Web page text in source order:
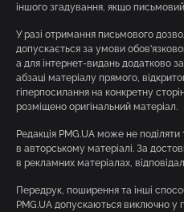
іншого згадування, якщо
У разі отримання письмового
допускається за умови
а для інтернет-видань додатково
абзаці матеріалу прямого,
гіперпосилання на конкретну
розміщено оригінальний матеріал.
Редакція PMG.UA може не
в авторському матеріалі. За
в рекламних матеріалах,
Передрук, поширення та інші
PMG.UA допускаються виключно у